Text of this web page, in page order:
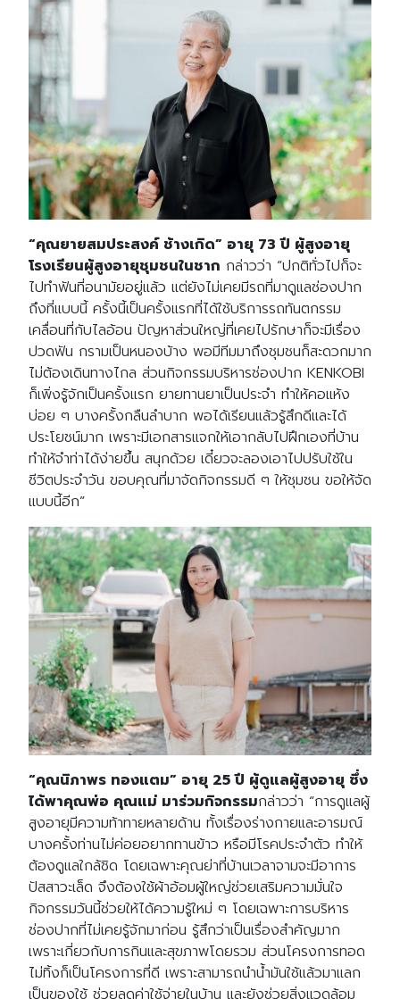
“คุณยายสมประสงค์ ช้างเกิด” อายุ 73 ปี ผู้สูงอายุ
โรงเรียนผู้สูงอายุชุมชนในชาก กล่าวว่า “ปกติทั่วไปก็จะ
ไปทำฟันที่อนามัยอยู่แล้ว แต่ยังไม่เคยมีรถที่มาดูแลช่องปาก
ถึงที่แบบนี้ ครั้งนี้เป็นครั้งแรกที่ได้ใช้บริการรถทันตกรรม
เคลื่อนที่กับไลอ้อน ปัญหาส่วนใหญ่ที่เคยไปรักษาก็จะมีเรื่อง
ปวดฟัน กรามเป็นหนองบ้าง พอมีทีมมาถึงชุมชนก็สะดวกมาก
ไม่ต้องเดินทางไกล ส่วนกิจกรรมบริหารช่องปาก KENKOBI
ก็เพิ่งรู้จักเป็นครั้งแรก ยายทานยาเป็นประจำ ทำให้คอแห้ง
บ่อย ๆ บางครั้งกลืนลำบาก พอได้เรียนแล้วรู้สึกดีและได้
ประโยชน์มาก เพราะมีเอกสารแจกให้เอากลับไปฝึกเองที่บ้าน
ทำให้จำท่าได้ง่ายขึ้น สนุกด้วย เดี๋ยวจะลองเอาไปปรับใช้ใน
ชีวิตประจำวัน ขอบคุณที่มาจัดกิจกรรมดี ๆ ให้ชุมชน ขอให้จัด
แบบนี้อีก”
“คุณนิภาพร ทองแตม” อายุ 25 ปี ผู้ดูแลผู้สูงอายุ ซึ่ง
ได้พาคุณพ่อ คุณแม่ มาร่วมกิจกรรมกล่าวว่า “การดูแลผู้
สูงอายุมีความท้าทายหลายด้าน ทั้งเรื่องร่างกายและอารมณ์
บางครั้งท่านไม่ค่อยอยากทานข้าว หรือมีโรคประจำตัว ทำให้
ต้องดูแลใกล้ชิด โดยเฉพาะคุณย่าที่บ้านเวลาจามจะมีอาการ
ปัสสาวะเล็ด จึงต้องใช้ผ้าอ้อมผู้ใหญ่ช่วยเสริมความมั่นใจ
กิจกรรมวันนี้ช่วยให้ได้ความรู้ใหม่ ๆ โดยเฉพาะการบริหาร
ช่องปากที่ไม่เคยรู้จักมาก่อน รู้สึกว่าเป็นเรื่องสำคัญมาก
เพราะเกี่ยวกับการกินและสุขภาพโดยรวม ส่วนโครงการทอด
ไม่ทิ้งก็เป็นโครงการที่ดี เพราะสามารถนำน้ำมันใช้แล้วมาแลก
เป็นของใช้ ช่วยลดค่าใช้จ่ายในบ้าน และยังช่วยสิ่งแวดล้อม